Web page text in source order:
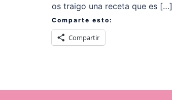
os traigo una receta que es […]
Comparte esto:
Compartir